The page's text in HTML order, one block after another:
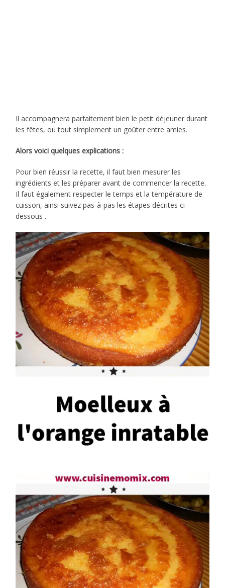
Il accompagnera parfaitement bien le petit déjeuner durant
les fêtes, ou tout simplement un goûter entre amies.
Alors voici quelques explications :
Pour bien réussir la recette, il faut bien mesurer les
ingrédients et les préparer avant de commencer la recette.
Il faut également respecter le temps et la température de
cuisson, ainsi suivez pas-à-pas les étapes décrites ci-
dessous .